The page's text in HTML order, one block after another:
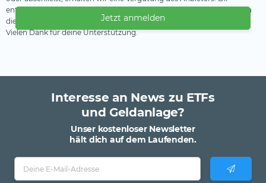
Jetzt anmelden
entstehen dadurch keine Nachteile oder Mehrkosten. Wir verwenden
diese Einnahmen, um unser kostenfreies Angebot zu finanzieren.
Vielen Dank für deine Unterstützung.
Interesse an News zu ETFs
und Geldanlage?
Unser kostenloser Newsletter
hält dich auf dem Laufenden.